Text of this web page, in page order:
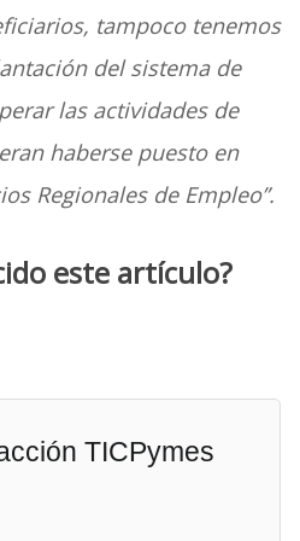
tampoco tenemos
del sistema de
las actividades de
haberse puesto en
Regionales de Empleo”.
este artículo?
TICPymes